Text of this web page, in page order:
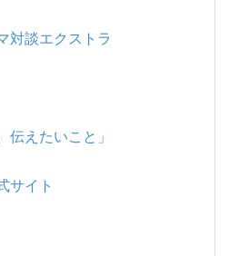
対談エクストラ
伝えたいこと」
イト